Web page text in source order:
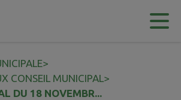
>
CONSEIL MUNICIPAL>
DU 18 NOVEMBR...